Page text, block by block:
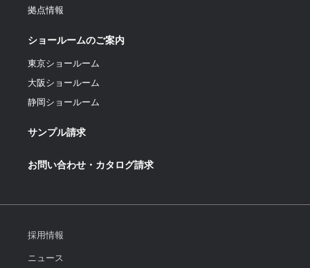
拠点情報
ショールームのご案内
東京ショールーム
大阪ショールーム
静岡ショールーム
サンプル請求
お問い合わせ・カタログ請求
採用情報
ニュース